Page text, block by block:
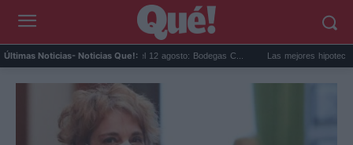
Últimas Noticias- Noticias Que!:
solar en Cariñena del 12 agosto: Bodegas C... Las mejores hipotecas de